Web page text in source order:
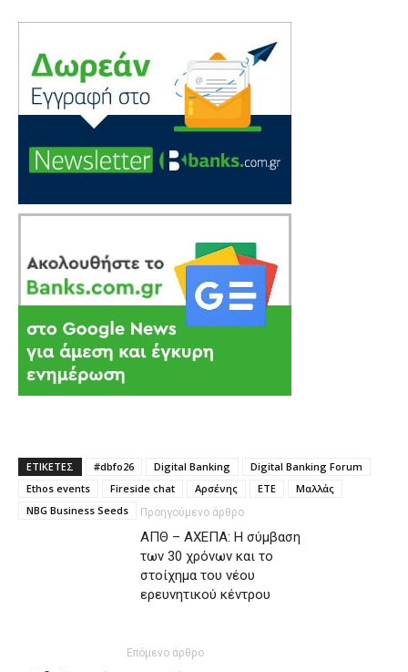
ΕΤΙΚΕΤΕΣ #dbfo26 Digital Banking
Digital Banking Forum
Ethos events
Fireside chat Αρσένης ΕΤΕ
Μαλλάς
ΝΒG Business Seeds
Προηγούμενο άρθρο
ΑΠΘ – ΑΧΕΠΑ: Η σύμβαση
των 30 χρόνων και το
στοίχημα του νέου
ερευνητικού κέντρου
Επόμενο άρθρο